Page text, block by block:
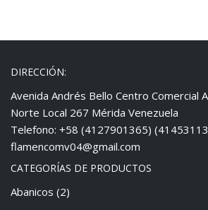
DIRECCIÓN:
Avenida Andrés Bello Centro Comercial
Norte Local 267 Mérida Venezuela
Telefono: +58 (4127901365)
flamencomv04@gmail.com
CATEGORÍAS DE PRODUCTOS
Abanicos (2)